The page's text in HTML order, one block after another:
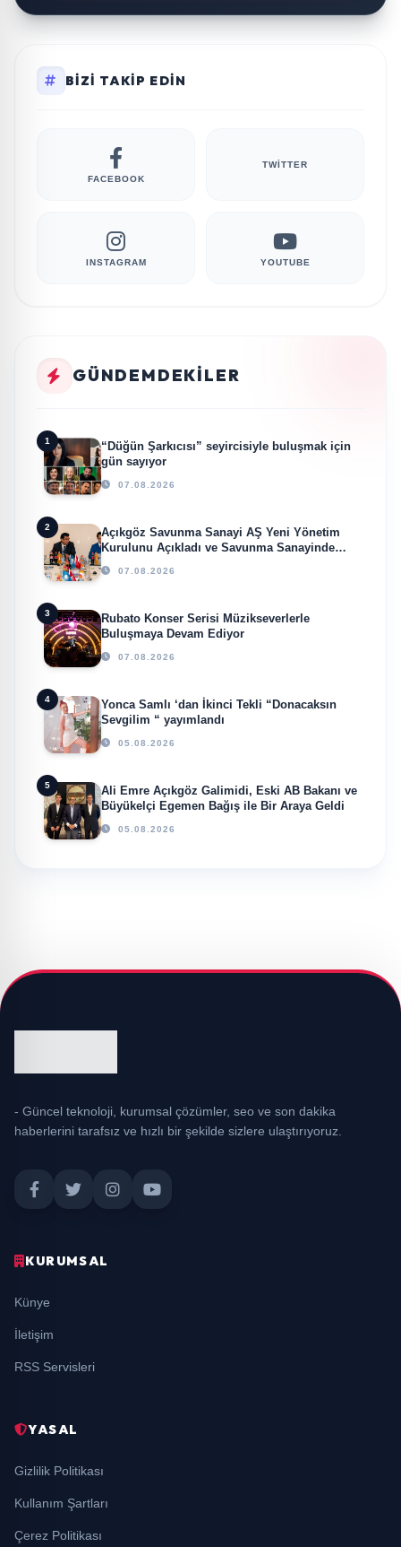
BIZI TAKIP EDIN
FACEBOOK
TWITTER
INSTAGRAM YOUTUBE
GÜNDEMDEKILER
1
“Düğün Şarkıcısı” seyircisiyle buluşmak için
gün sayıyor
07.08.2026
2
Açıkgöz Savunma Sanayi AŞ Yeni Yönetim
Kurulunu Açıkladı ve Savunma Sanayinde
07.08.2026
3
Rubato Konser Serisi Müzikseverlerle
Buluşmaya Devam Ediyor
07.08.2026
4
Yonca Samlı ‘dan İkinci Tekli “Donacaksın
Sevgilim “ yayımlandı
05.08.2026
5
Ali Emre Açıkgöz Galimidi, Eski AB Bakanı ve
Büyükelçi Egemen Bağış ile Bir Araya Geldi
05.08.2026
- Güncel teknoloji, kurumsal çözümler, seo ve son dakika
haberlerini tarafsız ve hızlı bir şekilde sizlere ulaştırıyoruz.
KURUMSAL
Künye
İletişim
RSS Servisleri
YASAL
Gizlilik Politikası
Kullanım Şartları
Çerez Politikası